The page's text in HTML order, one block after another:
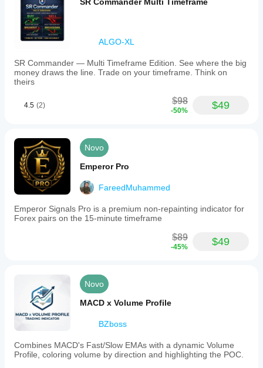
ALGO-XL
SR Commander — Multi Timeframe Edition. See where the big
money draws the line. Trade on your timeframe. Think on
theirs
4.5 (2) $98
-50% $49
Novo
Emperor Pro
FareedMuhammed
Emperor Signals Pro is a premium non-repainting indicator for
Forex pairs on the 15-minute timeframe
$89
-45% $49
Novo
MACD x Volume Profile
BZboss
Combines MACD's Fast/Slow EMAs with a dynamic Volume
Profile, coloring volume by direction and highlighting the POC.